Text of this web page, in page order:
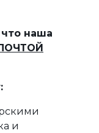
что наша
и